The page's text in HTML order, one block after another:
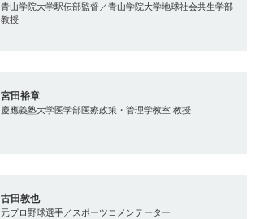
青山学院大学駅伝部監督／青山学院大学地球社会共生学部
教授
宮田裕章
慶應義塾大学医学部医療政策・管理学教室 教授
古田敦也
元プロ野球選手／スポーツコメンテーター